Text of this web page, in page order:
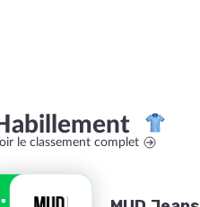
le classement complet